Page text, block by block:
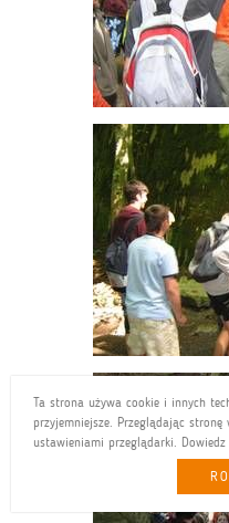
Ta strona używa cookie i innych
przyjemniejsze. Przeglądając
ustawieniami przeglądarki. Dowiedz